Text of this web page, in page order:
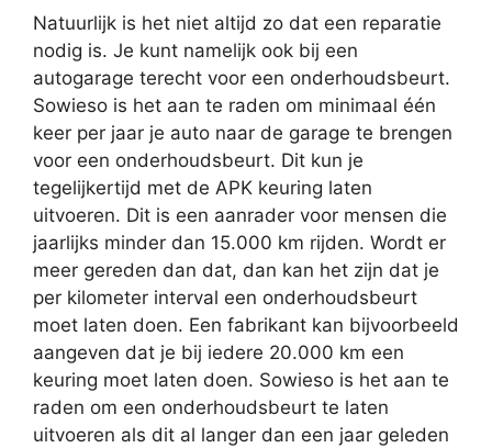
Natuurlijk is het niet altijd zo dat een reparatie
nodig is. Je kunt namelijk ook bij een
autogarage terecht voor een onderhoudsbeurt.
Sowieso is het aan te raden om minimaal één
keer per jaar je auto naar de garage te brengen
voor een onderhoudsbeurt. Dit kun je
tegelijkertijd met de APK keuring laten
uitvoeren. Dit is een aanrader voor mensen die
jaarlijks minder dan 15.000 km rijden. Wordt er
meer gereden dan dat, dan kan het zijn dat je
per kilometer interval een onderhoudsbeurt
moet laten doen. Een fabrikant kan bijvoorbeeld
aangeven dat je bij iedere 20.000 km een
keuring moet laten doen. Sowieso is het aan te
raden om een onderhoudsbeurt te laten
uitvoeren als dit al langer dan een jaar geleden